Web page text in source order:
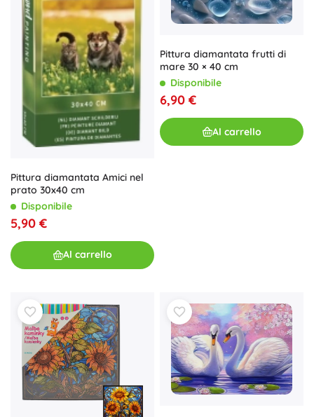
Pittura diamantata Amici nel
prato 30x40 cm
Disponibile
5,90 €
Al carrello
Pittura diamantata frutti di
mare 30 × 40 cm
Disponibile
6,90 €
Al carrello